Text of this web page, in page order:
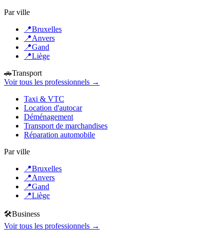
Par ville
📍Bruxelles
📍Anvers
📍Gand
📍Liège
🚗Transport
Voir tous les professionnels →
Taxi & VTC
Location d'autocar
Déménagement
Transport de marchandises
Réparation automobile
Par ville
📍Bruxelles
📍Anvers
📍Gand
📍Liège
🛠️Business
Voir tous les professionnels →